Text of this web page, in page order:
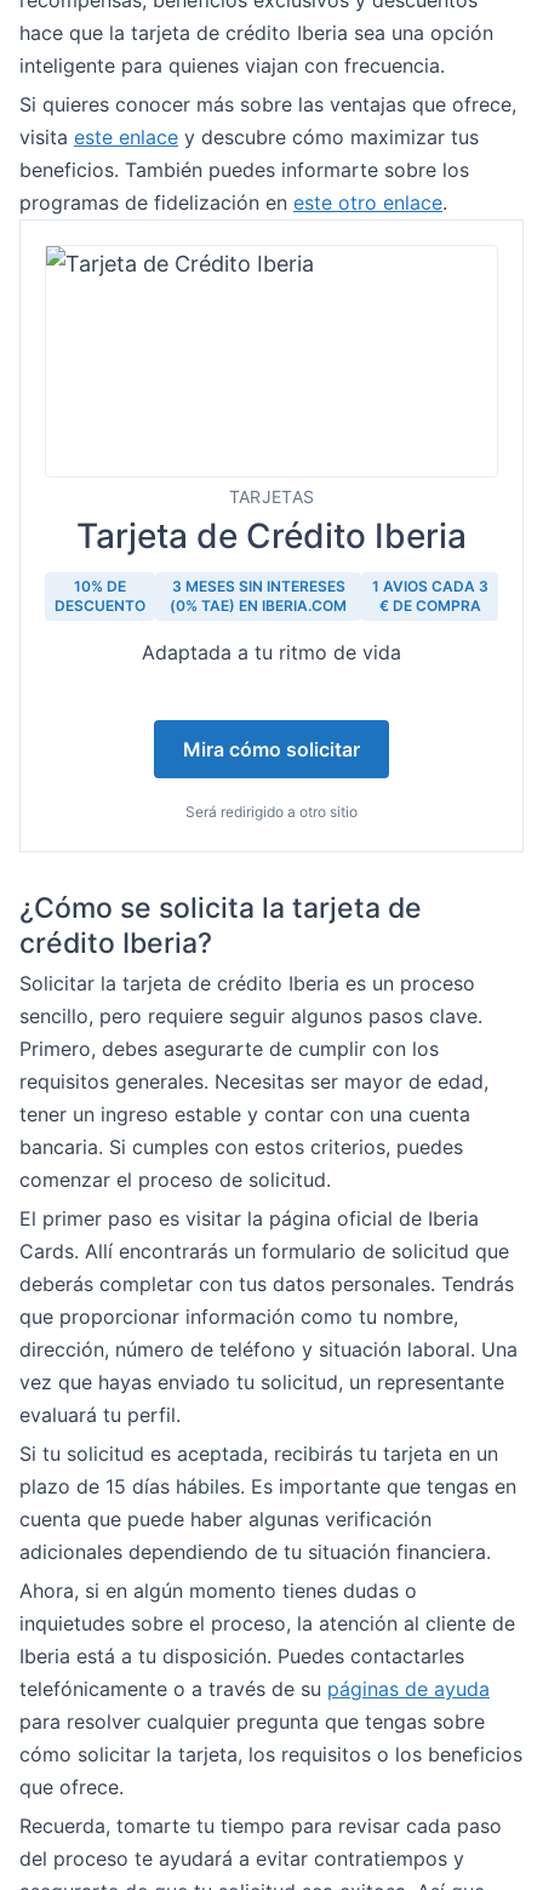
hace que la tarjeta de crédito Iberia sea una opción
inteligente para quienes viajan con frecuencia.
Si quieres conocer más sobre las ventajas que ofrece,
visita este enlace y descubre cómo maximizar tus
beneficios. También puedes informarte sobre los
programas de fidelización en este otro enlace.
TARJETAS
Tarjeta de Crédito Iberia
10% DE
DESCUENTO
3 MESES SIN INTERESES
(0% TAE) EN IBERIA.COM
1 AVIOS CADA 3
€ DE COMPRA
Adaptada a tu ritmo de vida
Mira cómo solicitar
Será redirigido a otro sitio
¿Cómo se solicita la tarjeta de
crédito Iberia?
Solicitar la tarjeta de crédito Iberia es un proceso
sencillo, pero requiere seguir algunos pasos clave.
Primero, debes asegurarte de cumplir con los
requisitos generales. Necesitas ser mayor de edad,
tener un ingreso estable y contar con una cuenta
bancaria. Si cumples con estos criterios, puedes
comenzar el proceso de solicitud.
El primer paso es visitar la página oficial de Iberia
Cards. Allí encontrarás un formulario de solicitud que
deberás completar con tus datos personales. Tendrás
que proporcionar información como tu nombre,
dirección, número de teléfono y situación laboral. Una
vez que hayas enviado tu solicitud, un representante
evaluará tu perfil.
Si tu solicitud es aceptada, recibirás tu tarjeta en un
plazo de 15 días hábiles. Es importante que tengas en
cuenta que puede haber algunas verificación
adicionales dependiendo de tu situación financiera.
Ahora, si en algún momento tienes dudas o
inquietudes sobre el proceso, la atención al cliente de
Iberia está a tu disposición. Puedes contactarles
telefónicamente o a través de su páginas de ayuda
para resolver cualquier pregunta que tengas sobre
cómo solicitar la tarjeta, los requisitos o los beneficios
que ofrece.
Recuerda, tomarte tu tiempo para revisar cada paso
del proceso te ayudará a evitar contratiempos y